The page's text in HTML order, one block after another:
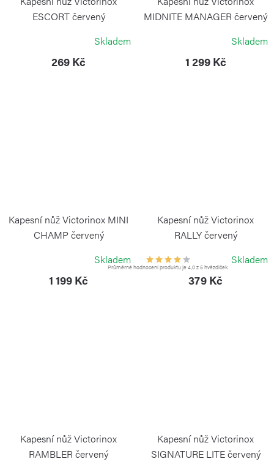
ESCORT červený
Skladem
269 Kč
MIDNITE MANAGER červený
Skladem
1 299 Kč
Kapesní nůž Victorinox MINI
CHAMP červený
Skladem
1 199 Kč
Kapesní nůž Victorinox
RALLY červený
Průměrné hodnocení produktu je 4,0 z 5 hvězdiček.
Skladem
379 Kč
Kapesní nůž Victorinox
RAMBLER červený
Kapesní nůž Victorinox
SIGNATURE LITE červený